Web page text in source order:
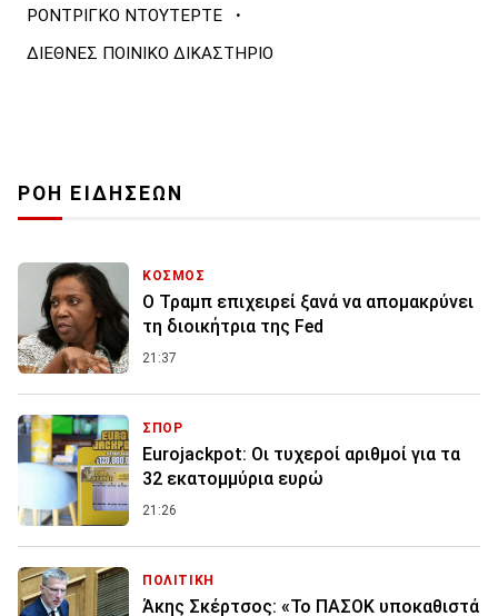
ΡΟΝΤΡΙΓΚΟ ΝΤΟΥΤΕΡΤΕ ·
ΔΙΕΘΝΕΣ ΠΟΙΝΙΚΟ ΔΙΚΑΣΤΗΡΙΟ
ΡΟΗ ΕΙΔΗΣΕΩΝ
ΚΟΣΜΟΣ
Ο Τραμπ επιχειρεί ξανά να απομακρύνει
τη διοικήτρια της Fed
21:37
ΣΠΟΡ
Eurojackpot: Οι τυχεροί αριθμοί για τα
32 εκατoμμύρια ευρώ
21:26
ΠΟΛΙΤΙΚΗ
Άκης Σκέρτσος: «Το ΠΑΣΟΚ υποκαθιστά